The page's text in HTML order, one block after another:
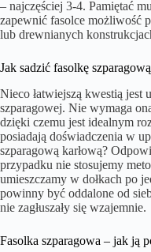
– najczęściej 3-4. Pamiętać
zapewnić fasolce możliwość
lub drewnianych
Jak sadzić fasolkę
Nieco łatwiejszą kwestią jest
szparagowej. Nie wymaga
dzięki czemu jest idealnym
posiadają doświadczenia w
szparagową karłową?
przypadku nie stosujemy
umieszczamy w dołkach po
powinny być oddalone od
nie zagłuszały się wzajemnie.
Fasolka szparagowa – jak ją